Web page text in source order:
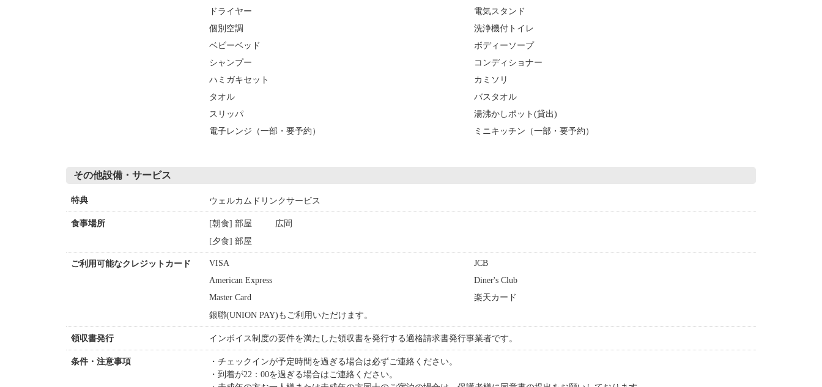
ドライヤー
電気スタンド
個別空調
洗浄機付トイレ
ベビーベッド
ボディーソープ
シャンプー
コンディショナー
ハミガキセット
カミソリ
タオル
バスタオル
スリッパ
湯沸かしポット(貸出)
電子レンジ（一部・要予約）
ミニキッチン（一部・要予約）
その他設備・サービス
特典 ウェルカムドリンクサービス
食事場所 [朝食] 部屋
広間
[夕食] 部屋
ご利用可能なクレジットカード VISA
JCB
American Express
Diner's Club
Master Card
楽天カード
銀聯(UNION PAY)もご利用いただけます。
領収書発行 インボイス制度の要件を満たした領収書を発行する適格請求書発行事業者です。
条件・注意事項
チェックインが予定時間を過ぎる場合は必ずご連絡ください。
到着が22：00を過ぎる場合はご連絡ください。